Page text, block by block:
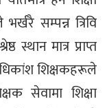
सम्पन्न त्रिवि
स्थान मात्र प्राप्त
शिक्षकहरूले
सेवामा शिक्षा